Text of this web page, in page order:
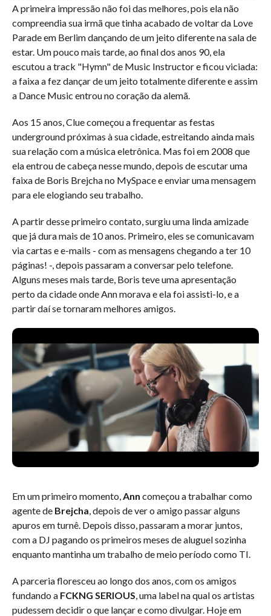
A primeira impressão não foi das melhores, pois ela não
compreendia sua irmã que tinha acabado de voltar da Love
Parade em Berlim dançando de um jeito diferente na sala de
estar. Um pouco mais tarde, ao final dos anos 90, ela
escutou a track "Hymn" de Music Instructor e ficou viciada:
a faixa a fez dançar de um jeito totalmente diferente e assim
a Dance Music entrou no coração da alemã.
Aos 15 anos, Clue começou a frequentar as festas
underground próximas à sua cidade, estreitando ainda mais
sua relação com a música eletrônica. Mas foi em 2008 que
ela entrou de cabeça nesse mundo, depois de escutar uma
faixa de Boris Brejcha no MySpace e enviar uma mensagem
para ele elogiando seu trabalho.
A partir desse primeiro contato, surgiu uma linda amizade
que já dura mais de 10 anos. Primeiro, eles se comunicavam
via cartas e e-mails - com as mensagens chegando a ter 10
páginas! -, depois passaram a conversar pelo telefone.
Alguns meses mais tarde, Boris teve uma apresentação
perto da cidade onde Ann morava e ela foi assisti-lo, e a
partir daí se tornaram melhores amigos.
Em um primeiro momento, Ann começou a trabalhar como
agente de Brejcha , depois de ver o amigo passar alguns
apuros em turnê. Depois disso, passaram a morar juntos,
com a DJ pagando os primeiros meses de aluguel sozinha
enquanto mantinha um trabalho de meio período como TI.
A parceria floresceu ao longo dos anos, com os amigos
fundando a FCKNG SERIOUS , uma label na qual os artistas
pudessem decidir o que lançar e como divulgar. Hoje em